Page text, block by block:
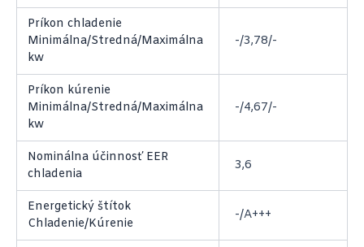
Príkon chladenie
Minimálna/Stredná/Maximálna
kw
-/3,78/-
Príkon kúrenie
Minimálna/Stredná/Maximálna
kw
-/4,67/-
Nominálna účinnosť EER
chladenia
3,6
Energetický štítok
Chladenie/Kúrenie
-/A+++